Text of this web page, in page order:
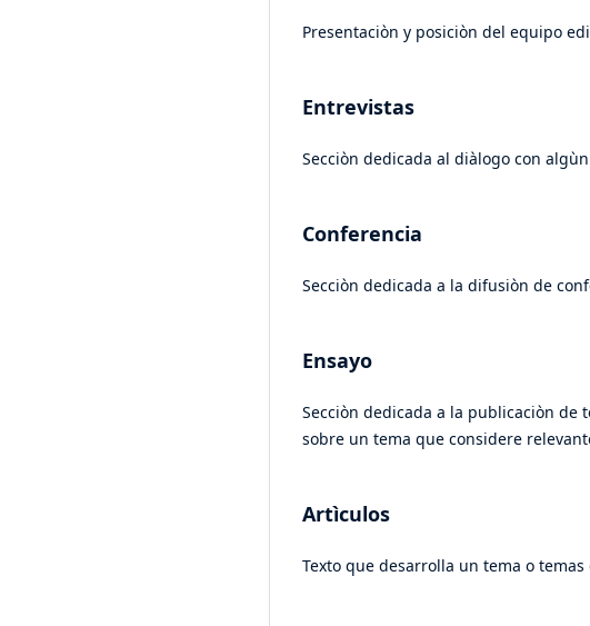
Presentaciòn y posiciòn del equipo
Entrevistas
Secciòn dedicada al diàlogo con
Conferencia
Secciòn dedicada a la difusiòn de
Ensayo
Secciòn dedicada a la publicaciòn
sobre un tema que considere
Artìculos
Texto que desarrolla un tema o